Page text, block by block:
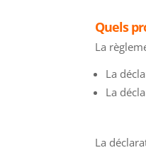
Quels
La
La
La
La